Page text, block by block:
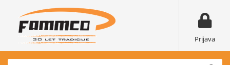
Prijava